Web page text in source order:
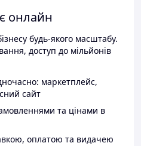
онлайн
будь-якого масштабу.
доступ до мільйонів
маркетплейс,
сайт
та цінами в
оплатою та видачею